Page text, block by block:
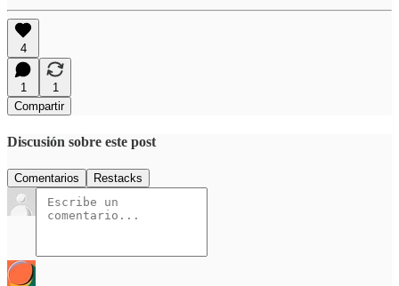
4
1
1
Compartir
Discusión sobre este post
Comentarios Restacks